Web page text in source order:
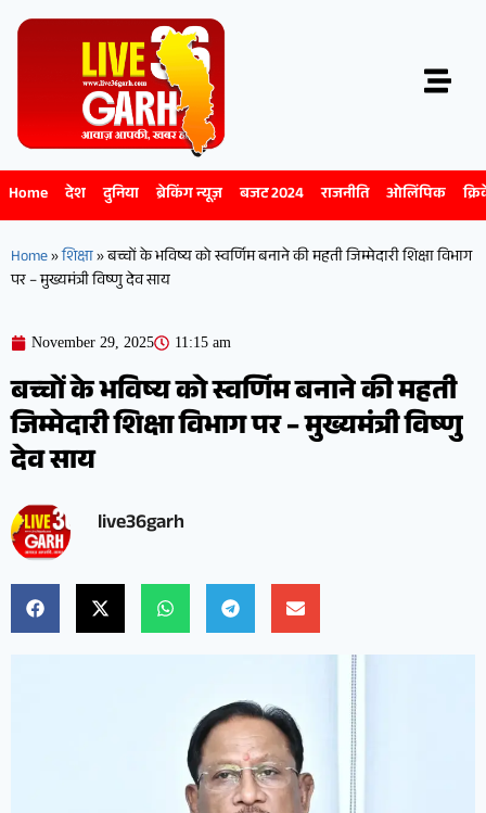
Home देश दुनिया ब्रेकिंग न्यूज़ बजट 2024 राजनीति ओलिंपिक
Home»शिक्षा»बच्चों के भविष्य को स्वर्णिम बनाने की महती जिम्मेदारी शिक्षा विभाग
पर – मुख्यमंत्री विष्णु देव साय
November 29, 2025 11:15 am
बच्चों के भविष्य को स्वर्णिम बनाने की महती
जिम्मेदारी शिक्षा विभाग पर – मुख्यमंत्री विष्णु
देव साय
live36garh